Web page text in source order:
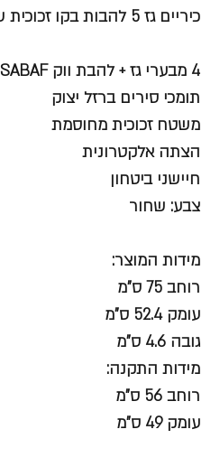
כיריים גז 5 להבות בקו זכוכית שחורה HILL75222S
4 מבערי גז + להבת ווק SABAF
תומכי סירים ברזל יצוק
משטח זכוכית מחוסמת
הצתה אלקטרונית
חיישני ביטחון
צבע: שחור
מידות המוצר:
רוחב 75 ס"מ
עומק 52.4 ס"מ
גובה 4.6 ס"מ
מידות התקנה:
רוחב 56 ס"מ
עומק 49 ס"מ